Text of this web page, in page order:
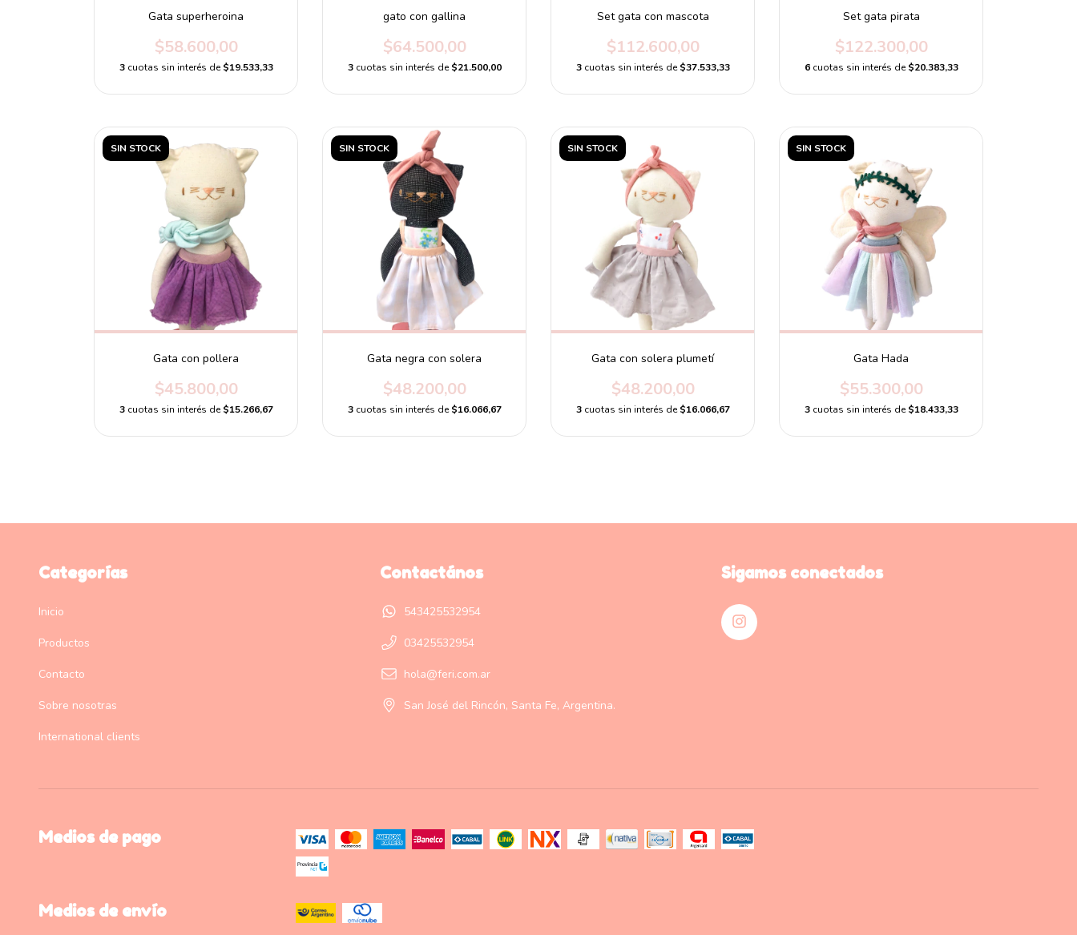
Gata superheroina
$58.600,00
3 cuotas sin interés de$19.533,33
gato con gallina
$64.500,00
3 cuotas sin interés de$21.500,00
Set gata con mascota
$112.600,00
3 cuotas sin interés de$37.533,33
Set gata pirata
$122.300,00
6 cuotas sin interés de$20.383,33
SIN STOCK
Gata con pollera
$45.800,00
3 cuotas sin interés de$15.266,67
SIN STOCK
Gata negra con solera
$48.200,00
3 cuotas sin interés de$16.066,67
SIN STOCK
Gata con solera plumetí
$48.200,00
3 cuotas sin interés de$16.066,67
SIN STOCK
Gata Hada
$55.300,00
3 cuotas sin interés de$18.433,33
Categorías
Inicio
Productos
Contacto
Sobre nosotras
International clients
Contactános
543425532954
03425532954
hola@feri.com.ar
San José del Rincón, Santa Fe, Argentina.
Sigamos conectados
Medios de pago
Medios de envío